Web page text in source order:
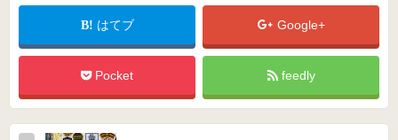
はてブ Google+
Pocket feedly